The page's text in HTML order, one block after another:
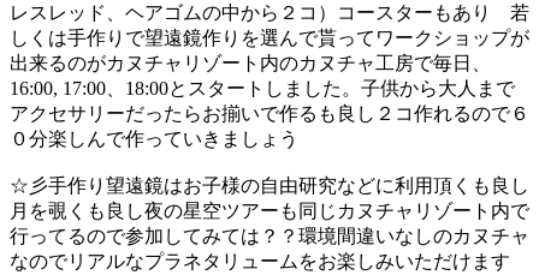
レスレッド、ヘアゴムの中から２コ）コースターもあり 若
しくは手作りで望遠鏡作りを選んで貰ってワークショップが
出来るのがカヌチャリゾート内のカヌチャ工房で毎日、
16:00, 17:00、18:00とスタートしました。子供から大人まで
アクセサリーだったらお揃いで作るも良し２コ作れるので６
０分楽しんで作っていきましょう
☆彡手作り望遠鏡はお子様の自由研究などに利用頂くも良し
月を覗くも良し夜の星空ツアーも同じカヌチャリゾート内で
行ってるので参加してみては？？環境間違いなしのカヌチャ
なのでリアルなプラネタリュームをお楽しみいただけます